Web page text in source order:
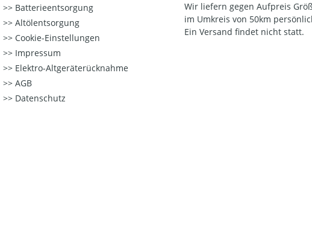
Batterieentsorgung
Altölentsorgung
Cookie-Einstellungen
Impressum
Elektro-Altgeräterücknahme
AGB
Datenschutz
Wir liefern gegen Aufpreis
im Umkreis von 50km
Ein Versand findet nicht statt.